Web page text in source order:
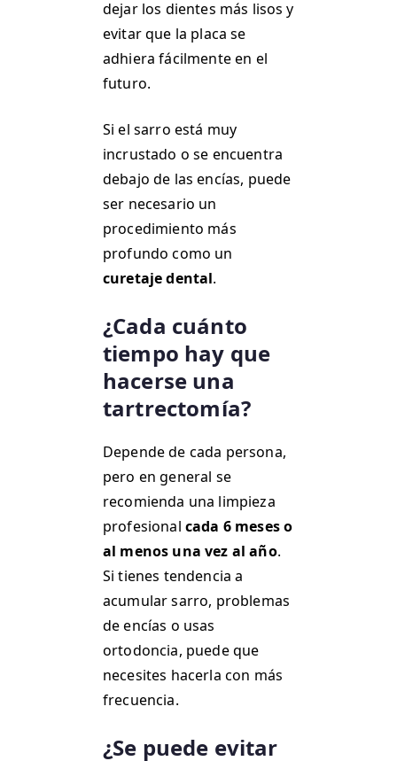
dejar los dientes más lisos y
evitar que la placa se
adhiera fácilmente en el
futuro.
Si el sarro está muy
incrustado o se encuentra
debajo de las encías, puede
ser necesario un
procedimiento más
profundo como un
curetaje dental.
¿Cada cuánto
tiempo hay que
hacerse una
tartrectomía?
Depende de cada persona,
pero en general se
recomienda una limpieza
profesional cada 6 meses o
al menos una vez al año.
Si tienes tendencia a
acumular sarro, problemas
de encías o usas
ortodoncia, puede que
necesites hacerla con más
frecuencia.
¿Se puede evitar